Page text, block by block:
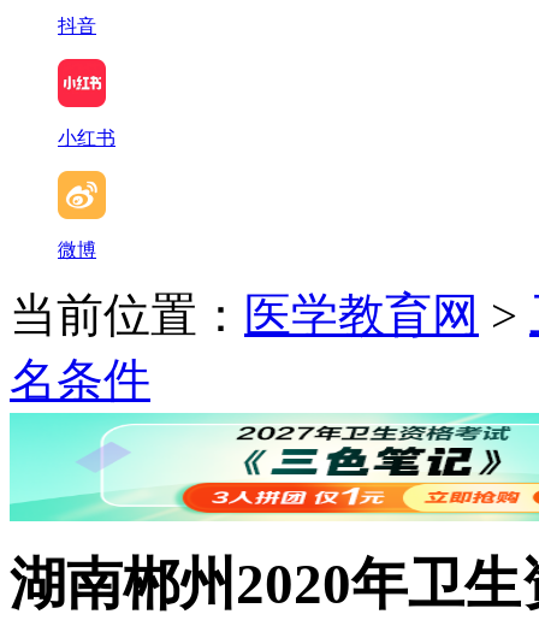
抖音
小红书
微博
当前位置： 医学教育网 >
名条件
湖南郴州2020年卫